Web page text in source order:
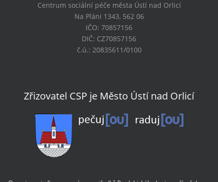
Centrum sociální péče města Ústí nad Orlicí
Na Pláni 1343, 562 06
IČO: 70857156
DIČ: CZ70857156
č.ú.: 20835611/0100
Zřizovatel CSP je Město Ústí nad Orlicí